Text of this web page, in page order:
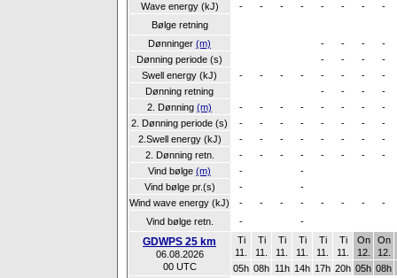
Wave energy (kJ)
- - - - - - -
-
Bølge retning
Dønninger (m) - - -
-
Dønning periode (s)
- - -
-
Swell energy (kJ)
- - - - - - -
-
Dønning retning
- - -
-
2. Dønning (m) - - - - - - -
-
2. Dønning periode (s)
- - - - - - -
-
2.Swell energy (kJ)
- - - - - - -
-
2. Dønning retn.
- - - - - - -
-
Vind bølge (m) -
-
Vind bølge pr.(s)
-
-
Wind wave energy (kJ)
- - - - - - -
-
Vind bølge retn.
- -
GDWPS 25 km
06.08.2026
00 UTC
Ti
11.
Ti
11.
Ti
11.
Ti
11.
Ti
11.
Ti
11.
On
12.
On
12.
05h 08h 11h 14h 17h 20h 05h 08h